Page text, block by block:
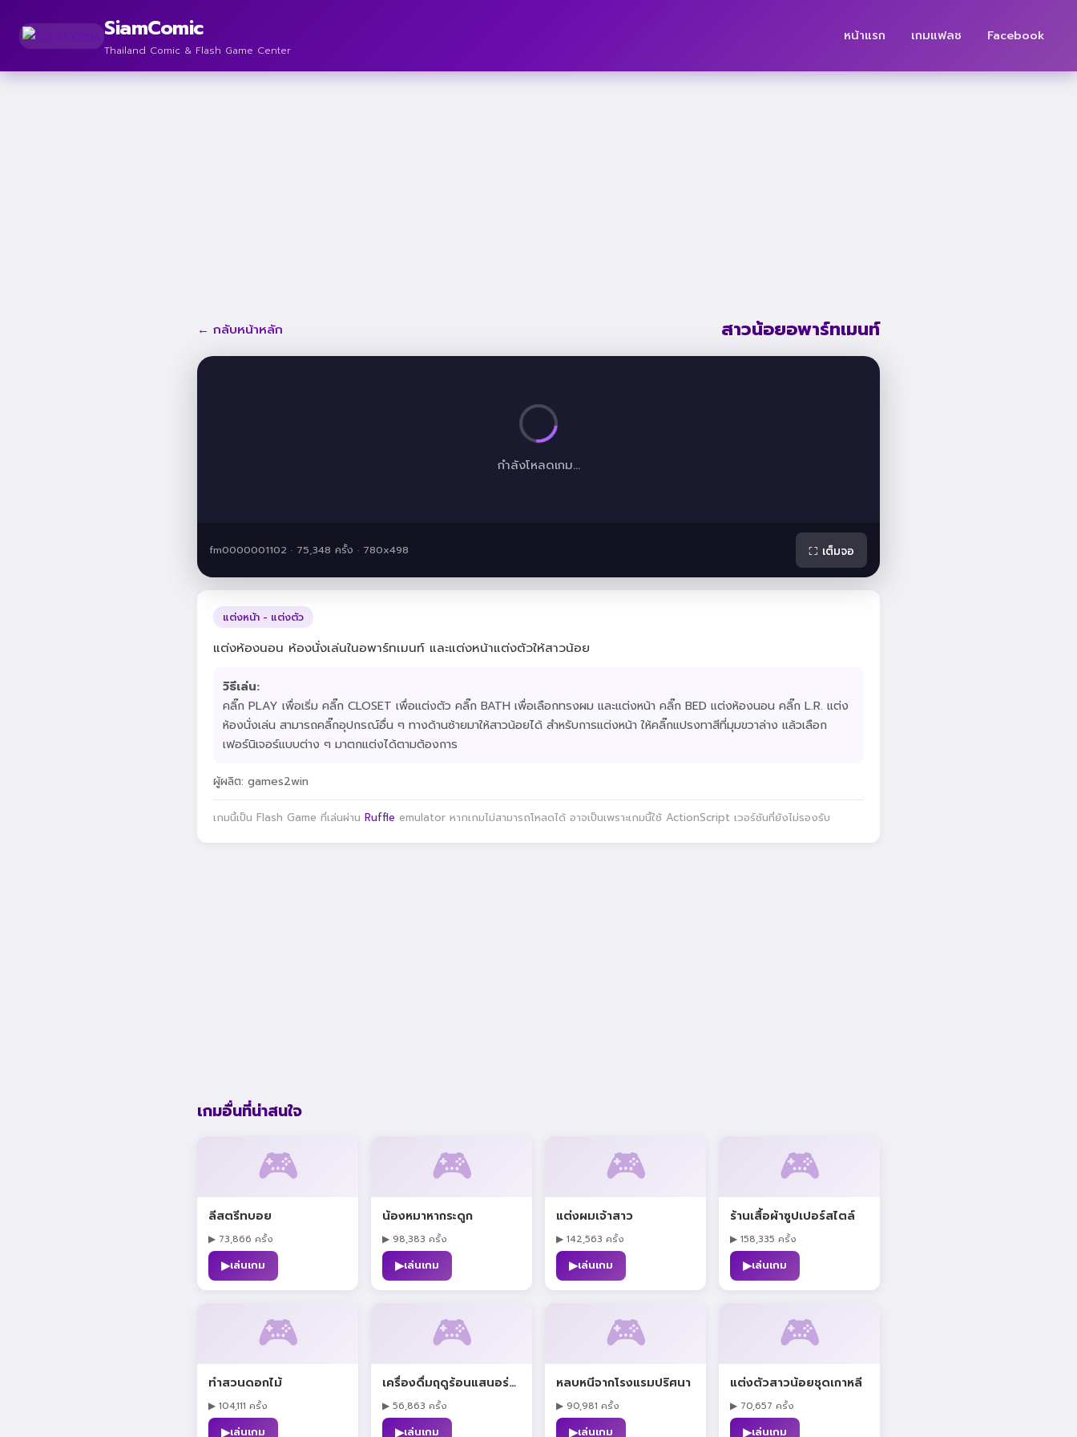
SiamComic
Thailand Comic & Flash Game Center
หน้าแรก เกมแฟลช Facebook
← กลับหน้าหลัก สาวน้อยอพาร์ทเมนท์
กำลังโหลดเกม...
fm0000001102 · 75,348 ครั้ง · 780x498 ⛶ เต็มจอ
แต่งหน้า - แต่งตัว
แต่งห้องนอน ห้องนั่งเล่นในอพาร์ทเมนท์ และแต่งหน้าแต่งตัวให้สาวน้อย
วิธีเล่น:
คลิ๊ก PLAY เพื่อเริ่ม คลิ๊ก CLOSET เพื่อแต่งตัว คลิ๊ก BATH เพื่อเลือกทรงผม และแต่งหน้า คลิ๊ก BED แต่งห้องนอน คลิ๊ก L.R. แต่ง
ห้องนั่งเล่น สามารถคลิ๊กอุปกรณ์อื่น ๆ ทางด้านซ้ายมาให้สาวน้อยได้ สำหรับการแต่งหน้า ให้คลิ๊กแปรงทาสีที่มุมขวาล่าง แล้วเลือก
เฟอร์นิเจอร์แบบต่าง ๆ มาตกแต่งได้ตามต้องการ
ผู้ผลิต: games2win
เกมนี้เป็น Flash Game ที่เล่นผ่าน Ruffle emulator หากเกมไม่สามารถโหลดได้ อาจเป็นเพราะเกมนี้ใช้ ActionScript เวอร์ชันที่ยังไม่รองรับ
เกมอื่นที่น่าสนใจ
🎮
ลีสตรีทบอย
▶ 73,866 ครั้ง
▶เล่นเกม
🎮
น้องหมาหากระดูก
▶ 98,383 ครั้ง
▶เล่นเกม
🎮
แต่งผมเจ้าสาว
▶ 142,563 ครั้ง
▶เล่นเกม
🎮
ร้านเสื้อผ้าซูปเปอร์สไตล์
▶ 158,335 ครั้ง
▶เล่นเกม
🎮
ทำสวนดอกไม้
▶ 104,111 ครั้ง
▶เล่นเกม
🎮
เครื่องดื่มฤดูร้อนแสนอร่อย
▶ 56,863 ครั้ง
▶เล่นเกม
🎮
หลบหนีจากโรงแรมปริศนา
▶ 90,981 ครั้ง
▶เล่นเกม
🎮
แต่งตัวสาวน้อยชุดเกาหลี
▶ 70,657 ครั้ง
▶เล่นเกม